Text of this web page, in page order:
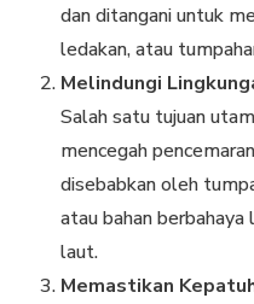
dan ditangani untuk
ledakan, atau
Melindungi
Salah satu tujuan
mencegah
disebabkan oleh
atau bahan
laut.
Memastikan